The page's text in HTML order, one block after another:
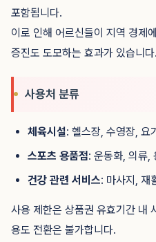
포함됩니다.
이로 인해 어르신들이 지역 경제
증진도 도모하는 효과가 있습니다.
사용처 분류
체육시설: 헬스장, 수영장, 요
스포츠 용품점: 운동화, 의류,
건강 관련 서비스: 마사지, 재
사용 제한은 상품권 유효기간 내
용도 전환은 불가합니다.